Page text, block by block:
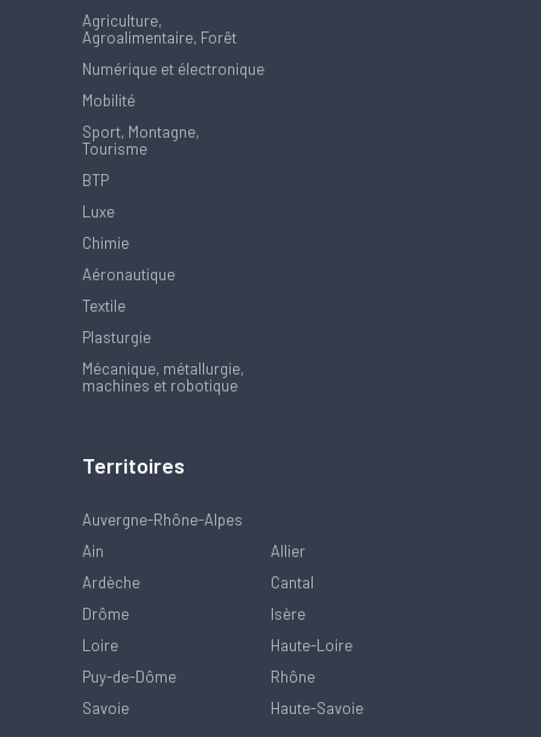
Agriculture,
Agroalimentaire, Forêt
Numérique et électronique
Mobilité
Sport, Montagne,
Tourisme
BTP
Luxe
Chimie
Aéronautique
Textile
Plasturgie
Mécanique, métallurgie,
machines et robotique
Territoires
Auvergne-Rhône-Alpes
Ain
Allier
Ardèche
Cantal
Drôme
Isère
Loire
Haute-Loire
Puy-de-Dôme
Rhône
Savoie
Haute-Savoie